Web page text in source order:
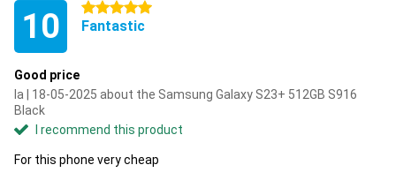
10 5 stars
Fantastic
Good price
Ia | 18-05-2025 about the Samsung Galaxy S23+ 512GB S916
Black
I recommend this product
For this phone very cheap